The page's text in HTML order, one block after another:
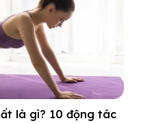
là gì? 10 động tác